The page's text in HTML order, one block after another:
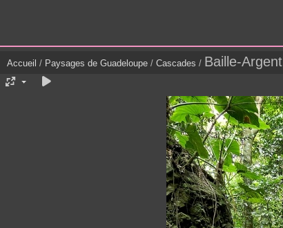
Accueil / Paysages de Guadeloupe / Cascades / Baille-Argent